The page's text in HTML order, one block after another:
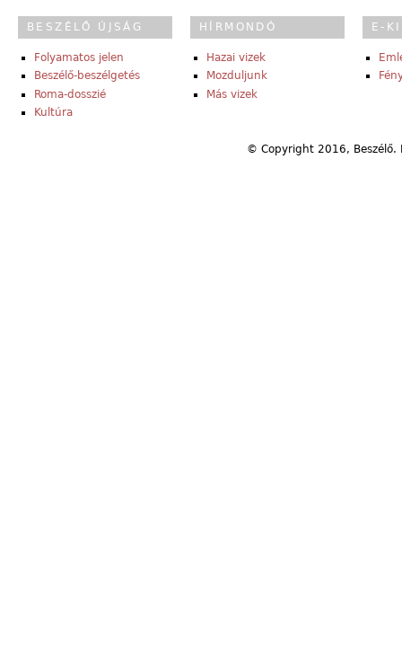
BESZÉLŐ ÚJSÁG
Folyamatos jelen
Beszélő-beszélgetés
Roma-dosszié
Kultúra
HÍRMONDÓ
Hazai vizek
Mozduljunk
Más vizek
E-
© Copyright 2016,